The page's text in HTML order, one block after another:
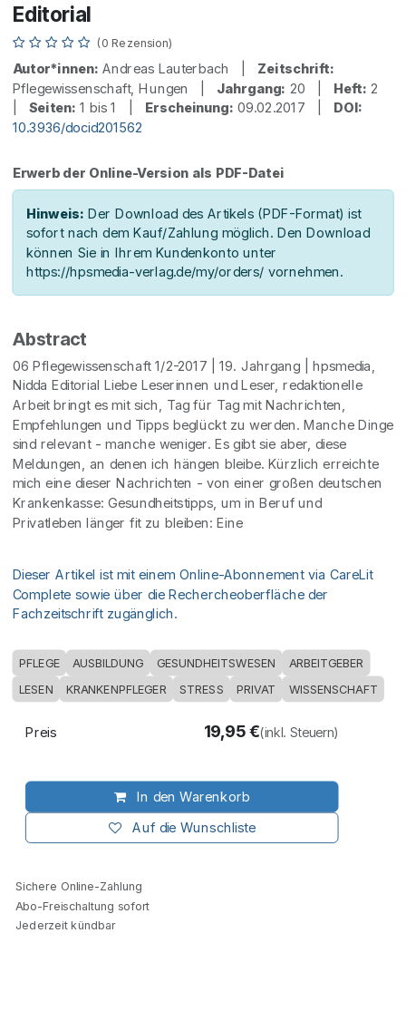
Editorial
(0 Rezension)
Autor*innen: Andreas Lauterbach | Zeitschrift:
Pflegewissenschaft, Hungen | Jahrgang: 20 | Heft: 2
Seiten: 1 bis 1 | Erscheinung: 09.02.2017 | DOI:
10.3936/docid201562
Erwerb der Online-Version als PDF-Datei
Hinweis: Der Download des Artikels (PDF-Format) ist
sofort nach dem Kauf/Zahlung möglich. Den Download
können Sie in Ihrem Kundenkonto unter
https://hpsmedia-verlag.de/my/orders/ vornehmen.
Abstract
06 Pflegewissenschaft 1/2-2017 | 19. Jahrgang | hpsmedia,
Nidda Editorial Liebe Leserinnen und Leser, redaktionelle
Arbeit bringt es mit sich, Tag für Tag mit Nachrichten,
Empfehlungen und Tipps beglückt zu werden. Manche Dinge
sind relevant - manche weniger. Es gibt sie aber, diese
Meldungen, an denen ich hängen bleibe. Kürzlich erreichte
mich eine dieser Nachrichten - von einer großen deutschen
Krankenkasse: Gesundheitstipps, um in Beruf und
Privatleben länger fit zu bleiben: Eine
Dieser Artikel ist mit einem Online-Abonnement via CareLit
Complete sowie über die Rechercheoberfläche der
Fachzeitschrift zugänglich.
PFLEGE AUSBILDUNG GESUNDHEITSWESEN
ARBEITGEBER
LESEN
KRANKENPFLEGER STRESS PRIVAT WISSENSCHAFT
In den Warenkorb
Auf die Wunschliste
Preis 19,95€(inkl. Steuern)
Sichere Online-Zahlung
Abo-Freischaltung sofort
Jederzeit kündbar